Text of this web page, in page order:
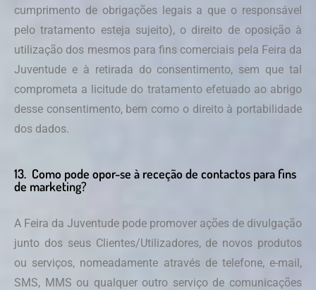
cumprimento de obrigações legais a que o responsável
pelo tratamento esteja sujeito), o direito de oposição à
utilização dos mesmos para fins comerciais pela Feira da
Juventude e à retirada do consentimento, sem que tal
comprometa a licitude do tratamento efetuado ao abrigo
desse consentimento, bem como o direito à portabilidade
dos dados.
13. Como pode opor-se à receção de contactos para fins
de marketing?
A Feira da Juventude pode promover ações de divulgação
junto dos seus Clientes/Utilizadores, de novos produtos
ou serviços, nomeadamente através de telefone, e-mail,
SMS, MMS ou qualquer outro serviço de comunicações